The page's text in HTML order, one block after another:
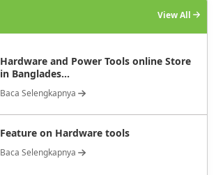
View All
Hardware and Power Tools online Store
in Banglades...
Baca Selengkapnya
Feature on Hardware tools
Baca Selengkapnya